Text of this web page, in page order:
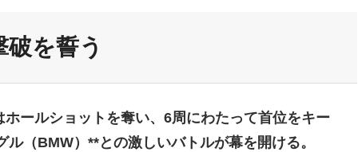
を誓う
ールショットを奪い、6周にわたって首位をキー
（BMW）**との激しいバトルが幕を開ける。